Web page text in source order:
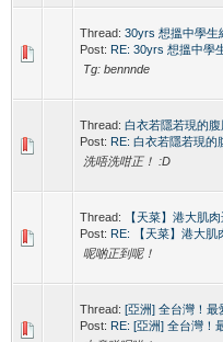
Thread: 30yrs 想搵中學生
Post: RE: 30yrs 想搵中學
Tg: bennnde
Thread: 白衣若隱若現的
Post: RE: 白衣若隱若現的
洗唔洗咁正！ :D
Thread:
【天菜】港大肌
Post: RE: 【天菜】港大肌
呢啲正到呢！
Thread: [亞洲] 全台灣！最
Post: RE: [亞洲] 全台灣！